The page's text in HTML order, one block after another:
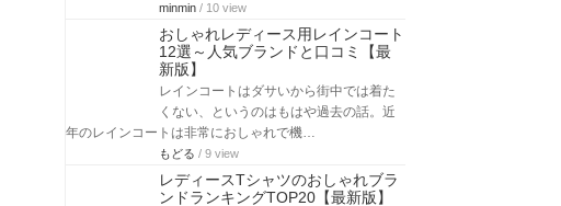
minmin / 10 view
おしゃれレディース用レインコート
12選～人気ブランドと口コミ【最
新版】
レインコートはダサいから街中では着た
くない、というのはもはや過去の話。近
年のレインコートは非常におしゃれで機…
もどる / 9 view
レディースTシャツのおしゃれブラ
ンドランキングTOP20【最新版】